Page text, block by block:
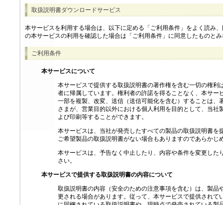
取扱説明書ダウンロードサービス
本サービスを利用する場合は、以下に定める「ご利用条件」をよく読み
の本サービスの利用を確認した場合は「ご利用条件」に同意したものと
ご利用条件
本サービスについて
本サービスで提供する取扱説明書の著作権を含む一切の権利
者に帰属しています。権利者の許諾を得ることなく、本サー
一部を複製、改変、送信（送信可能化を含む）することは、
さまが、営業目的以外における個人利用を目的として、当
よび印刷等することができます。
本サービスは、当社が発売したすべての製品の取扱説明書を
ご希望製品の取扱説明書がない場合もありますのであらかじ
本サービスは、予告なく中止したり、内容や条件を変更した
さい。
本サービスで提供する取扱説明書の内容について
取扱説明書の内容（安全のための注意事項を含む）は、製品
更される場合があります。従って、本サービスで提供されて